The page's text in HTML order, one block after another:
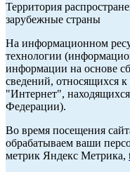
Территория
зарубежные страны
На информационном
технологии
информации на основе
сведений, относящихся к
"Интернет",
Федерации).
Во время посещения
обрабатываем ваши
метрик Яндекс Метрика,